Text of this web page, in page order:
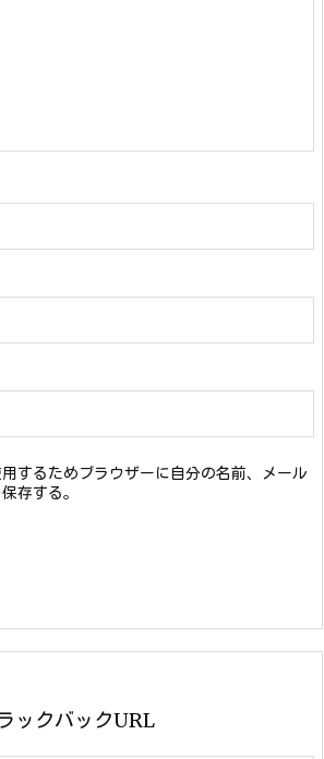
するためブラウザーに自分の名前、メール
存する。
ックバックURL